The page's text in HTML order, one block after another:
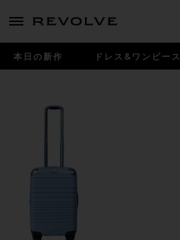
menu - shows more content
本日の新作 ドレス&ワンピース